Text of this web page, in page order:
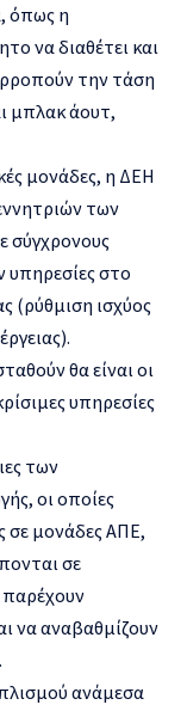
όπως η
να διαθέτει και
την τάση
μπλακ άουτ,
μονάδες, η ΔΕΗ
των
σύγχρονους
στο
(ρύθμιση ισχύος
θα είναι οι
υπηρεσίες
των
οι οποίες
σε μονάδες ΑΠΕ,
σε
παρέχουν
να αναβαθμίζουν
ανάμεσα